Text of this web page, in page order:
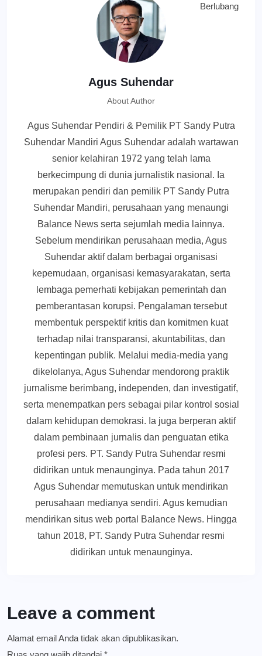
Agus Suhendar
About Author
Agus Suhendar Pendiri & Pemilik PT Sandy Putra
Suhendar Mandiri Agus Suhendar adalah wartawan
senior kelahiran 1972 yang telah lama
berkecimpung di dunia jurnalistik nasional. Ia
merupakan pendiri dan pemilik PT Sandy Putra
Suhendar Mandiri, perusahaan yang menaungi
Balance News serta sejumlah media lainnya.
Sebelum mendirikan perusahaan media, Agus
Suhendar aktif dalam berbagai organisasi
kepemudaan, organisasi kemasyarakatan, serta
lembaga pemerhati kebijakan pemerintah dan
pemberantasan korupsi. Pengalaman tersebut
membentuk perspektif kritis dan komitmen kuat
terhadap nilai transparansi, akuntabilitas, dan
kepentingan publik. Melalui media-media yang
dikelolanya, Agus Suhendar mendorong praktik
jurnalisme berimbang, independen, dan investigatif,
serta menempatkan pers sebagai pilar kontrol sosial
dalam kehidupan demokrasi. Ia juga berperan aktif
dalam pembinaan jurnalis dan penguatan etika
profesi pers. PT. Sandy Putra Suhendar resmi
didirikan untuk menaunginya. Pada tahun 2017
Agus Suhendar memutuskan untuk mendirikan
perusahaan medianya sendiri. Agus kemudian
mendirikan situs web portal Balance News. Hingga
tahun 2018, PT. Sandy Putra Suhendar resmi
didirikan untuk menaunginya.
Leave a comment
Alamat email Anda tidak akan dipublikasikan.